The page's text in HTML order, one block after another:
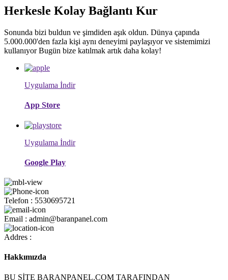
Herkesle Kolay Bağlantı Kur
Sonunda bizi buldun ve şimdiden aşık oldun. Dünya çapında
5.000.000'den fazla kişi aynı deneyimi paylaşıyor ve sistemimizi
kullanıyor Bugün bize katılmak artık daha kolay!
Uygulama İndir
App Store
Uygulama İndir
Google Play
Telefon : 5530695721
Email : admin@baranpanel.com
Addres :
Hakkımızda
BU SİTE BARANPANEL.COM TARAFINDAN